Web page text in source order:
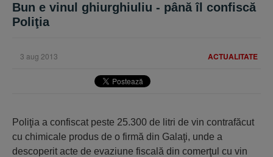
Bun e vinul ghiurghiuliu - până îl confiscă
Poliţia
ACTUALITATE
3 aug 2013
Poliţia a confiscat peste 25.300 de litri de vin contrafăcut
cu chimicale produs de o firmă din Galaţi, unde a
descoperit acte de evaziune fiscală din comerţul cu vin